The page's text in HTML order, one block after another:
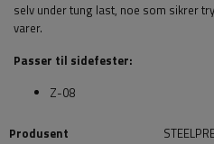
selv under tung last, noe som sikrer
varer.
Passer til sidefester:
Z-08
Produsent